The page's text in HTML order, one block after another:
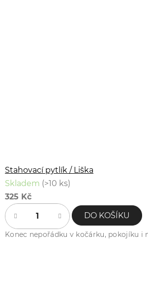
Stahovací pytlík / Liška
Skladem (>10 ks)
325 Kč
DO KOŠÍKU
Konec nepořádku v kočárku, pokojíku i